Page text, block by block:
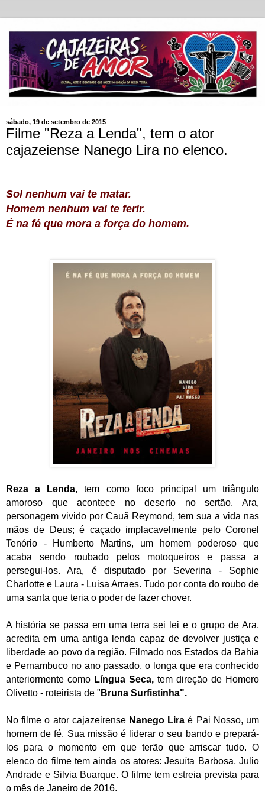
sábado, 19 de setembro de 2015
Filme "Reza a Lenda", tem o ator
cajazeiense Nanego Lira no elenco.
Sol nenhum vai te matar.
Homem nenhum vai te ferir.
É na fé que mora a força do homem.
Reza a Lenda, tem como foco principal um triângulo
amoroso que acontece no deserto no sertão. Ara,
personagem vivido por Cauã Reymond, tem sua a vida nas
mãos de Deus; é caçado implacavelmente pelo Coronel
Tenório - Humberto Martins, um homem poderoso que
acaba sendo roubado pelos motoqueiros e passa a
persegui-los. Ara, é disputado por Severina - Sophie
Charlotte e Laura - Luisa Arraes. Tudo por conta do roubo de
uma santa que teria o poder de fazer chover.
A história se passa em uma terra sei lei e o grupo de Ara,
acredita em uma antiga lenda capaz de devolver justiça e
liberdade ao povo da região. Filmado nos Estados da Bahia
e Pernambuco no ano passado, o longa que era conhecido
anteriormente como Língua Seca, tem direção de Homero
Olivetto - roteirista de " Bruna Surfistinha".
No filme o ator cajazeirense Nanego Lira é Pai Nosso, um
homem de fé. Sua missão é liderar o seu bando e prepará-
los para o momento em que terão que arriscar tudo.O
elenco do filme tem ainda os atores: Jesuíta Barbosa, Julio
Andrade e Silvia Buarque. O filme tem estreia prevista para
o mês de Janeiro de 2016.